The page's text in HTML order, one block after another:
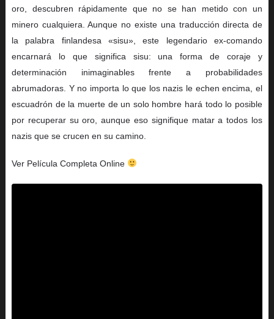
oro, descubren rápidamente que no se han metido con un
minero cualquiera. Aunque no existe una traducción directa de
la palabra finlandesa «sisu», este legendario ex-comando
encarnará lo que significa sisu: una forma de coraje y
determinación inimaginables frente a probabilidades
abrumadoras. Y no importa lo que los nazis le echen encima, el
escuadrón de la muerte de un solo hombre hará todo lo posible
por recuperar su oro, aunque eso signifique matar a todos los
nazis que se crucen en su camino.
Ver Película Completa Online